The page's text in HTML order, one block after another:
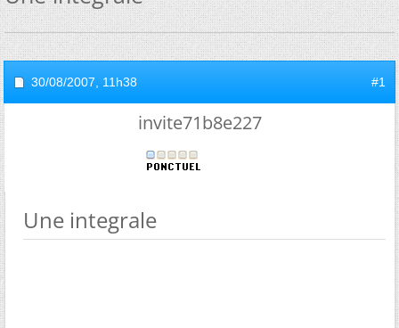
30/08/2007, 11h38 #1
invite71b8e227
Une integrale